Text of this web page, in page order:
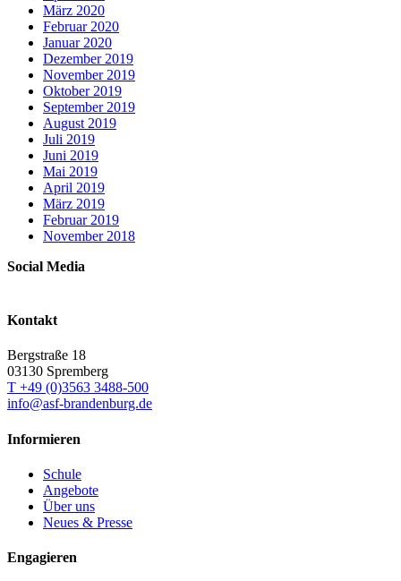
März 2020
Februar 2020
Januar 2020
Dezember 2019
November 2019
Oktober 2019
September 2019
August 2019
Juli 2019
Juni 2019
Mai 2019
April 2019
März 2019
Februar 2019
November 2018
Social Media
Kontakt
Bergstraße 18
03130 Spremberg
T +49 (0)3563 3488-500
info@asf-brandenburg.de
Informieren
Schule
Angebote
Über uns
Neues & Presse
Engagieren